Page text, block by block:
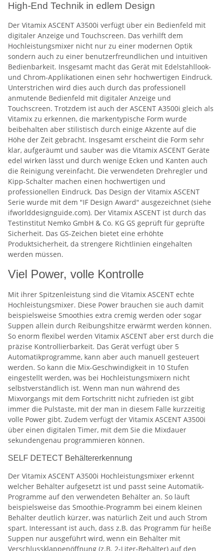
High-End Technik in edlem Design
Der Vitamix ASCENT A3500i verfügt über ein Bedienfeld mit
digitaler Anzeige und Touchscreen. Das verhilft dem
Hochleistungsmixer nicht nur zu einer modernen Optik
sondern auch zu einer benutzerfreundlichen und intuitiven
Bedienbarkeit. Insgesamt macht das Gerät mit Edelstahllook-
und Chrom-Applikationen einen sehr hochwertigen Eindruck.
Unterstrichen wird dies auch durch das professionell
anmutende Bedienfeld mit digitaler Anzeige und
Touchscreen. Trotzdem ist auch der ASCENT A3500i gleich als
Vitamix zu erkennen, die markentypische Form wurde
beibehalten aber stilistisch durch einige Akzente auf die
Höhe der Zeit gebracht. Insgesamt erscheint die Form sehr
klar, aufgeräumt und sauber was die Vitamix ASCENT Geräte
edel wirken lässt und durch wenige Ecken und Kanten auch
die Reinigung vereinfacht. Die verwendeten Drehregler und
Kipp-Schalter machen einen hochwertigen und
professionellen Eindruck. Das Design der Vitamix ASCENT
Serie wurde mit dem "IF Design Award" ausgezeichnet (siehe
ifworlddesignguide.com). Der Vitamix ASCENT ist durch das
Testinstitut Nemko GmbH & Co. KG GS geprüft für geprüfte
Sicherheit. Das GS-Zeichen bietet eine erhöhte
Produktsicherheit, da strengere Richtlinien eingehalten
werden müssen.
Viel Power, volle Kontrolle
Mit ihrer Spitzenleistung sind die Vitamix ASCENT echte
Hochleistungsmixer. Diese Power brauchen sie auch damit
beispielsweise Smoothies extra cremig werden oder sogar
Suppen allein durch Reibungshitze erwärmt werden können.
So enorm flexibel werden Vitamix ASCENT aber erst durch die
präzise Kontrollierbarkeit. Das Gerät verfügt über 5
Automatikprogramme, kann aber auch manuell gesteuert
werden. So kann die Mix-Geschwindigkeit in 10 Stufen
eingestellt werden, was bei Hochleistungsmixern nicht
selbstverständlich ist. Wenn man nun während des
Mixvorgangs mit dem Fortschritt nicht zufrieden ist gibt
immer die Pulstaste, mit der man in diesem Falle kurzzeitig
volle Power gibt. Zudem verfügt der Vitamix ASCENT A3500i
über einen digitalen Timer, mit dem Sie die Mixdauer
sekundengenau programmieren können.
SELF DETECT Behältererkennung
Der Vitamix ASCENT A3500i Hochleistungsmixer erkennt
welcher Behälter aufgesetzt ist und passt seine Automatik-
Programme auf den verwendeten Behälter an. So läuft
beispielsweise das Smoothie-Programm bei einem kleinen
Behälter deutlich kürzer, was natürlich Zeit und auch Strom
spart. Interessant ist auch, dass z.B. das Programm für heiße
Suppen nur ausgeführt wird, wenn ein Behälter mit
Verschlussklappenöffnung (z.B. 2-Liter-Behälter) auf den